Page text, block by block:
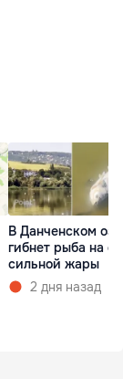
В Данченском
гибнет рыба на
сильной жары
2 дня назад